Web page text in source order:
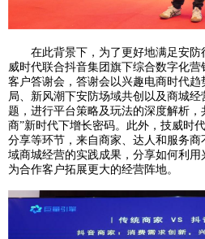
在此背景下，为了更好地满足安防
威时代联合抖音集团旗下综合数字化
客户答谢会，答谢会以兴趣电商时代
局、新风潮下安防场域共创以及商城
题，进行平台策略及玩法的深度解析
商”新时代下增长密码。此外，技威时
分享等环节，来自商家、达人和服务
域商城经营的实践成果，分享如何利用
为合作客户拓展更大的经营阵地。